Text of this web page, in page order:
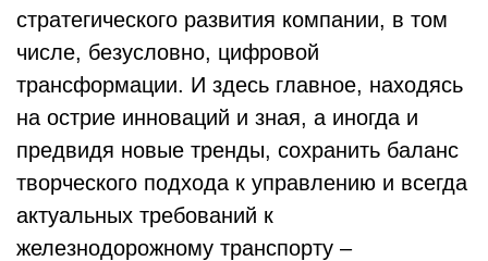
стратегического развития компании, в том
числе, безусловно, цифровой
трансформации. И здесь главное, находясь
на острие инноваций и зная, а иногда и
предвидя новые тренды, сохранить баланс
творческого подхода к управлению и всегда
актуальных требований к
железнодорожному транспорту –